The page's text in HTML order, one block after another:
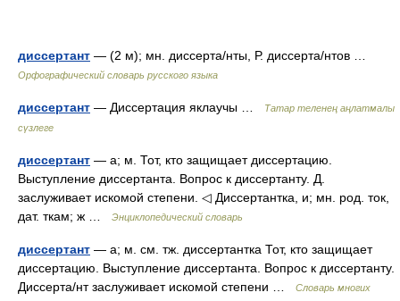
диссертант — (2 м); мн. диссерта/нты, Р. диссерта/нтов …
Орфографический словарь русского языка
диссертант — Диссертация яклаучы …
Татар теленең аңлатмалы
сүзлеге
диссертант — а; м. Тот, кто защищает диссертацию.
Выступление диссертанта. Вопрос к диссертанту. Д.
заслуживает искомой степени. ◁ Диссертантка, и; мн. род. ток,
дат. ткам; ж …
Энциклопедический словарь
диссертант — а; м. см. тж. диссертантка Тот, кто защищает
диссертацию. Выступление диссертанта. Вопрос к диссертанту.
Диссерта/нт заслуживает искомой степени …
Словарь многих